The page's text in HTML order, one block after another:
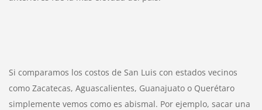
Si comparamos los costos de San Luis con estados vecinos
como Zacatecas, Aguascalientes, Guanajuato o Querétaro
simplemente vemos como es abismal. Por ejemplo, sacar una